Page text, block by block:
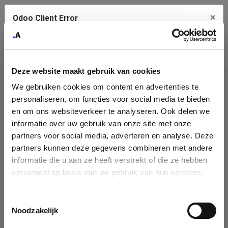
Deze website maakt gebruik van cookies
We gebruiken cookies om content en advertenties te
personaliseren, om functies voor social media te bieden
en om ons websiteverkeer te analyseren. Ook delen we
informatie over uw gebruik van onze site met onze
partners voor social media, adverteren en analyse. Deze
partners kunnen deze gegevens combineren met andere
informatie die u aan ze heeft verstrekt of die ze hebben
verzameld op basis van uw gebruik van hun services.
Noodzakelijk
Company
Identification
Please fill in your company details
You can search a company in our database by name, VAT or
enterprise ID. When a company is selected it will auto-complete the
form. If you don't find your company in our database, you can create
Odoo Client Error ×
service.
See details
Ok